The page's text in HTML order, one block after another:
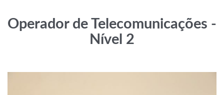
Operador de Telecomunicações -
Nível 2